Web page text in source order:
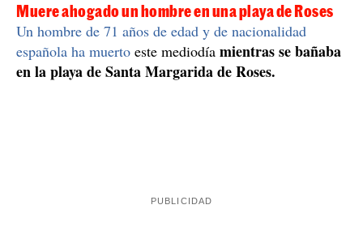
Muere ahogado un hombre en una playa de Roses
Un hombre de 71 años de edad y de nacionalidad
española ha muerto este mediodía mientras se bañaba
en la playa de Santa Margarida de Roses.